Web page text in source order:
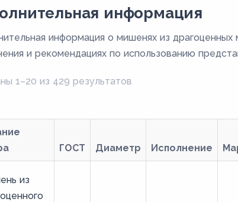
информация
информация о мишенях из драгоценных
и рекомендациях по использованию
1–20 из 429 результатов
ГОСТ Диаметр Исполнение
из